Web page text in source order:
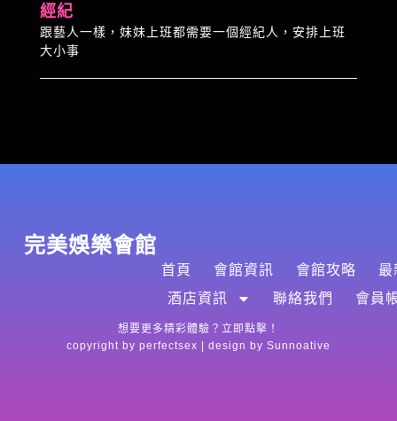
經紀
跟藝人一樣，妹妹上班都需要一個經紀人，安排上班
大小事
完美娛樂會館
首頁 會館資訊 會館攻略
最
酒店資訊
聯絡我們 會員
想要更多精彩體驗？立即點擊！
copyright by perfectsex | design by Sunnoative​